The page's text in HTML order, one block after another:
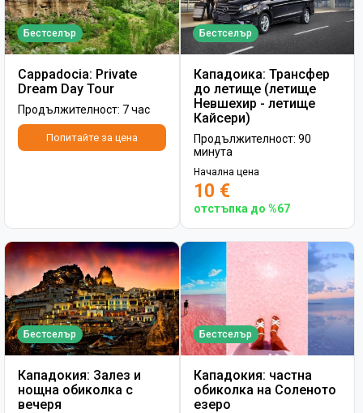
Бестселър
Cappadocia: Private
Dream Day Tour
Продължителност: 7 час
Попитайте за цена
Бестселър
Кападоика: Трансфер
до летище (летище
Невшехир - летище
Кайсери)
Продължителност: 90
минута
Начална цена
10 €
отстъпка до %67
Бестселър
Кападокия: Залез и
нощна обиколка с
вечеря
Бестселър
Кападокия: частна
обиколка на Соленото
езеро